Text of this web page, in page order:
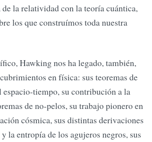
la relatividad con la teoría cuántica,
los que construímos toda nuestra
Hawking nos ha legado, también,
en física: sus teoremas de
espacio-tiempo, su contribución a la
de no-pelos, su trabajo pionero en
cósmica, sus distintas derivaciones
la entropía de los agujeros negros, sus